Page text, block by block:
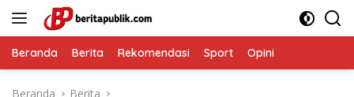
Beranda Berita Rekomendasi Sport Opini
Beranda Berita